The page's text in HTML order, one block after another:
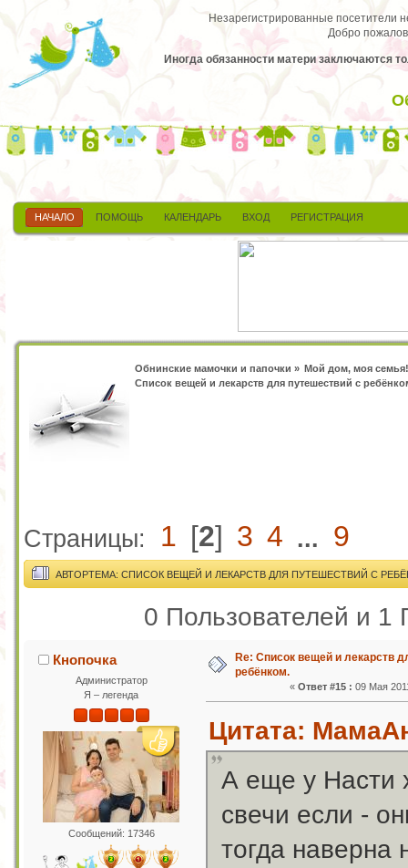
Незарегистрированные посетители
Добро
Иногда обязанности матери заключаются
НАЧАЛО ПОМОЩЬ КАЛЕНДАРЬ ВХОД РЕГИСТРАЦИЯ
Обнинские мамочки и папочки » Мой дом, моя семья!
Список вещей и лекарств для путешествий с
Страницы: 1 [2] 3 4 ... 9
АВТОРТЕМА: СПИСОК ВЕЩЕЙ И ЛЕКАРСТВ ДЛЯ ПУТЕШЕСТВИЙ С
0 Пользователей и 1
Кнопочка
Администратор
Я – легенда
Сообщений: 17346
Re: Список вещей и лекарств
ребёнком.
« Ответ #15 : 09 Мая
Цитата:
А еще у Насти
свечи если -
тогда наверна